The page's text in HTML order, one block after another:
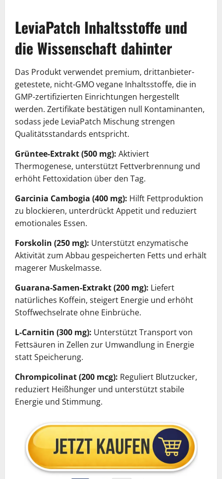
LeviaPatch Inhaltsstoffe und
die Wissenschaft dahinter
Das Produkt verwendet premium, drittanbieter-
getestete, nicht-GMO vegane Inhaltsstoffe, die in
GMP-zertifizierten Einrichtungen hergestellt
werden. Zertifikate bestätigen null Kontaminanten,
sodass jede LeviaPatch Mischung strengen
Qualitätsstandards entspricht.
Grüntee-Extrakt (500 mg): Aktiviert
Thermogenese, unterstützt Fettverbrennung und
erhöht Fettoxidation über den Tag.
Garcinia Cambogia (400 mg): Hilft Fettproduktion
zu blockieren, unterdrückt Appetit und reduziert
emotionales Essen.
Forskolin (250 mg): Unterstützt enzymatische
Aktivität zum Abbau gespeicherten Fetts und erhält
magerer Muskelmasse.
Guarana-Samen-Extrakt (200 mg): Liefert
natürliches Koffein, steigert Energie und erhöht
Stoffwechselrate ohne Einbrüche.
L-Carnitin (300 mg): Unterstützt Transport von
Fettsäuren in Zellen zur Umwandlung in Energie
statt Speicherung.
Chrompicolinat (200 mcg): Reguliert Blutzucker,
reduziert Heißhunger und unterstützt stabile
Energie und Stimmung.